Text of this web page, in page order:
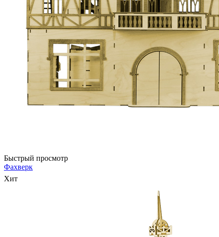
Быстрый просмотр
Фахверк
Хит